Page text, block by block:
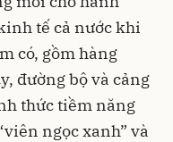
tế cả nước khi
có, gồm hàng
đường bộ và cảng
thức tiềm năng
ngọc xanh” và